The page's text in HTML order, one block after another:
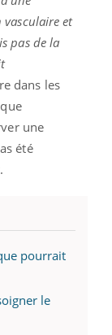
et
pas de la
dans les
une
été
pourrait
le